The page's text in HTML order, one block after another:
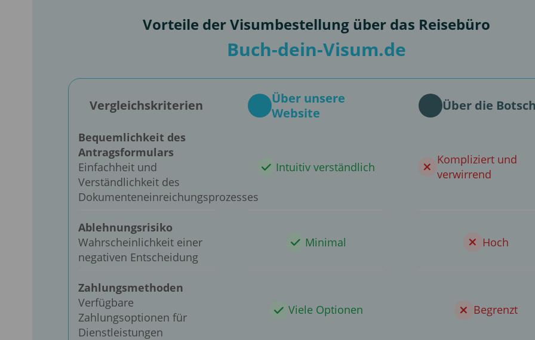
Vorteile der Visumbestellung über das Reisebüro
Buch-dein-Visum.de
Vergleichskriterien
Über unsere
Website
Über die
Bequemlichkeit des
Antragsformulars
Einfachheit und
Verständlichkeit des
Dokumenteneinreichungsprozesses
Intuitiv verständlich
Kompliziert und
verwirrend
Ablehnungsrisiko
Wahrscheinlichkeit einer
negativen Entscheidung
Minimal Hoch
Zahlungsmethoden
Verfügbare
Zahlungsoptionen für
Dienstleistungen
Viele Optionen Begrenzt